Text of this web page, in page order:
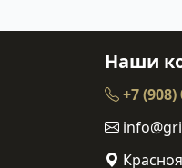
Наши
+7 (908)